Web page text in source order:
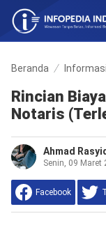
Beranda Informasi
Rincian
Notaris
Ahmad Rasyid
Senin, 09 Maret
Facebook